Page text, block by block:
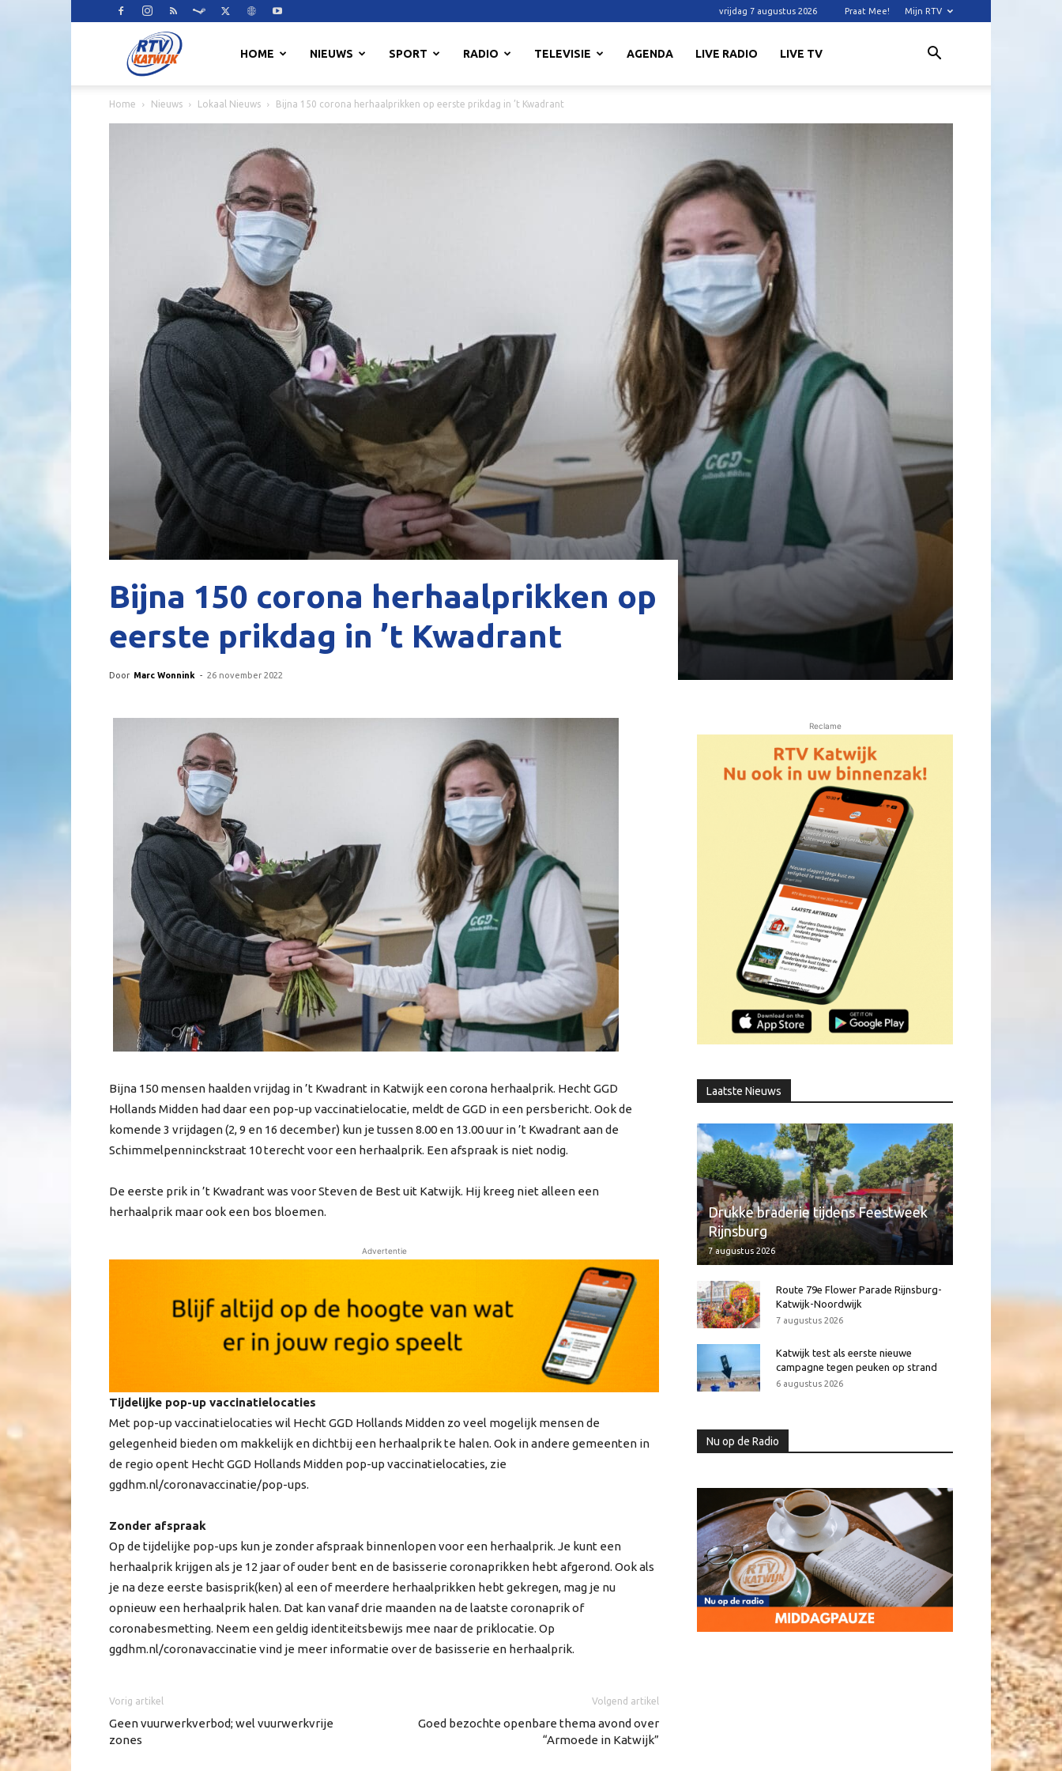
vrijdag 7 augustus 2026 Praat Mee! Mijn RTV
HOME NIEUWS SPORT RADIO TELEVISIE AGENDA LIVE RADIO LIVE TV
Home Nieuws Lokaal Nieuws Bijna 150 corona herhaalprikken op eerste prikdag in ’t Kwadrant
Bijna 150 corona herhaalprikken op
eerste prikdag in ’t Kwadrant
Door Marc Wonnink - 26 november 2022
Bijna 150 mensen haalden vrijdag in ’t Kwadrant in Katwijk een corona herhaalprik. Hecht GGD
Hollands Midden had daar een pop-up vaccinatielocatie, meldt de GGD in een persbericht. Ook de
komende 3 vrijdagen (2, 9 en 16 december) kun je tussen 8.00 en 13.00 uur in ’t Kwadrant aan de
Schimmelpenninckstraat 10 terecht voor een herhaalprik. Een afspraak is niet nodig.
De eerste prik in ’t Kwadrant was voor Steven de Best uit Katwijk. Hij kreeg niet alleen een
herhaalprik maar ook een bos bloemen.
Advertentie
Tijdelijke pop-up vaccinatielocaties
Met pop-up vaccinatielocaties wil Hecht GGD Hollands Midden zo veel mogelijk mensen de
gelegenheid bieden om makkelijk en dichtbij een herhaalprik te halen. Ook in andere gemeenten in
de regio opent Hecht GGD Hollands Midden pop-up vaccinatielocaties, zie
ggdhm.nl/coronavaccinatie/pop-ups.
Zonder afspraak
Op de tijdelijke pop-ups kun je zonder afspraak binnenlopen voor een herhaalprik. Je kunt een
herhaalprik krijgen als je 12 jaar of ouder bent en de basisserie coronaprikken hebt afgerond. Ook als
je na deze eerste basisprik(ken) al een of meerdere herhaalprikken hebt gekregen, mag je nu
opnieuw een herhaalprik halen. Dat kan vanaf drie maanden na de laatste coronaprik of
coronabesmetting. Neem een geldig identiteitsbewijs mee naar de priklocatie. Op
ggdhm.nl/coronavaccinatie vind je meer informatie over de basisserie en herhaalprik.
Vorig artikel
Geen vuurwerkverbod; wel vuurwerkvrije
zones
Volgend artikel
Goed bezochte openbare thema avond over
“Armoede in Katwijk”
Reclame
Laatste Nieuws
Drukke braderie tijdens Feestweek
Rijnsburg
7 augustus 2026
Route 79e Flower Parade Rijnsburg-
Katwijk-Noordwijk
7 augustus 2026
Katwijk test als eerste nieuwe
campagne tegen peuken op strand
6 augustus 2026
Nu op de Radio